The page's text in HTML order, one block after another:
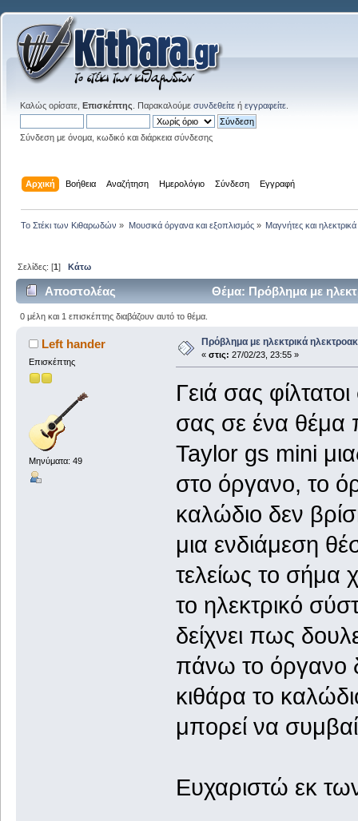
Καλώς ορίσατε, Επισκέπτης . Παρακαλούμε συνδεθείτε ή εγγραφείτε
Σύνδεση με όνομα, κωδικό και διάρκεια σύνδεσης
Αρχική Βοήθεια Αναζήτηση Ημερολόγιο Σύνδεση Εγγραφή
Το Στέκι των Κιθαρωδών » Μουσικά όργανα και εξοπλισμός» Μαγνήτες και ηλεκτρικά
Σελίδες: [1]Κάτω
Αποστολέας Θέμα: Πρόβλημα με
0 μέλη και 1 επισκέπτης διαβάζουν αυτό το θέμα.
Left hander
Επισκέπτης
Μηνύματα: 49
Πρόβλημα με ηλεκτρικά
« στις: 27/02/23, 23:55 »
Γειά σας
σας σε ένα θέμα
Taylor gs mini
στο όργανο, το
καλώδιο δεν
μια ενδιάμεση
τελείως το σήμα
το ηλεκτρικό
δείχνει πως
πάνω το όργανο
κιθάρα το
μπορεί να
Ευχαριστώ εκ